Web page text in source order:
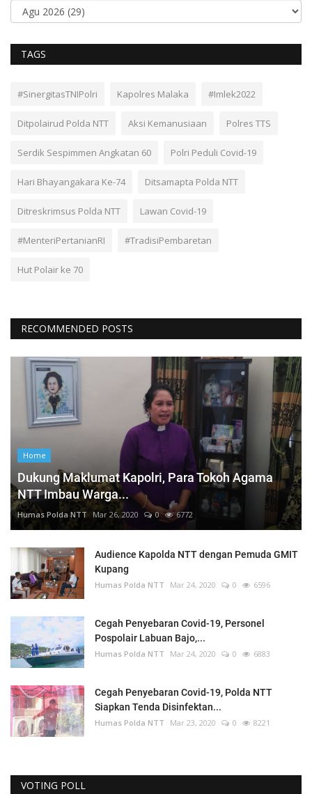
TAGS
#SinergitasTNIPolri Kapolres Malaka #Imlek2022
Ditpolairud Polda NTT Aksi Kemanusiaan Polres TTS
Serdik Sespimmen Angkatan 60 Polri Peduli Covid-19
Hari Bhayangakara Ke-74 Ditsamapta Polda NTT
Ditreskrimsus Polda NTT Lawan Covid-19
#MenteriPertanianRI #TradisiPembaretan
Hut Polair ke 70
RECOMMENDED POSTS
Home
Dukung Maklumat Kapolri, Para Tokoh Agama
NTT Imbau Warga...
Humas Polda NTT Mar 26, 2020 0 6772
Audience Kapolda NTT dengan Pemuda GMIT
Kupang
Humas Polda NTT Mar 24, 2020 0 6596
Cegah Penyebaran Covid-19, Personel
Pospolair Labuan Bajo,...
Humas Polda NTT Mar 24, 2020 0 6883
Cegah Penyebaran Covid-19, Polda NTT
Siapkan Tenda Disinfektan...
Humas Polda NTT Mar 23, 2020 0 8221
VOTING POLL